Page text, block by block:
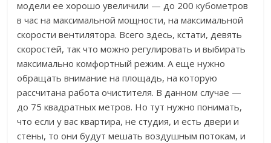
модели ее хорошо увеличили — до 200 кубометров
в час на максимальной мощности, на максимальной
скорости вентилятора. Всего здесь, кстати, девять
скоростей, так что можно регулировать и выбирать
максимально комфортный режим. А еще нужно
обращать внимание на площадь, на которую
рассчитана работа очистителя. В данном случае —
до 75 квадратных метров. Но тут нужно понимать,
что если у вас квартира, не студия, и есть двери и
стены, то они будут мешать воздушным потокам, и